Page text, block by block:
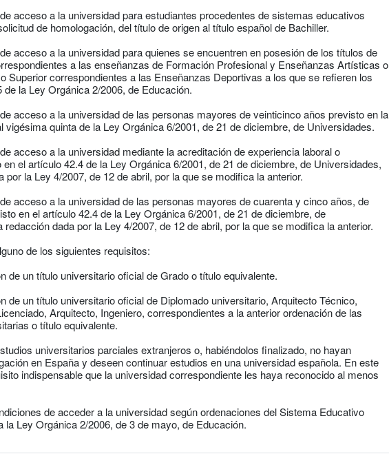
acceso a la universidad para estudiantes procedentes de sistemas educativos
de homologación, del título de origen al título español de Bachiller.
acceso a la universidad para quienes se encuentren en posesión de los títulos de
a las enseñanzas de Formación Profesional y Enseñanzas Artísticas o
Superior correspondientes a las Enseñanzas Deportivas a los que se refieren los
la Ley Orgánica 2/2006, de Educación.
acceso a la universidad de las personas mayores de veinticinco años previsto en la
vigésima quinta de la Ley Orgánica 6/2001, de 21 de diciembre, de Universidades.
acceso a la universidad mediante la acreditación de experiencia laboral o
el artículo 42.4 de la Ley Orgánica 6/2001, de 21 de diciembre, de Universidades,
por la Ley 4/2007, de 12 de abril, por la que se modifica la anterior.
acceso a la universidad de las personas mayores de cuarenta y cinco años, de
en el artículo 42.4 de la Ley Orgánica 6/2001, de 21 de diciembre, de
redacción dada por la Ley 4/2007, de 12 de abril, por la que se modifica la anterior.
de los siguientes requisitos:
de un título universitario oficial de Grado o título equivalente.
de un título universitario oficial de Diplomado universitario, Arquitecto Técnico,
Arquitecto, Ingeniero, correspondientes a la anterior ordenación de las
o título equivalente.
universitarios parciales extranjeros o, habiéndolos finalizado, no hayan
en España y deseen continuar estudios en una universidad española. En este
indispensable que la universidad correspondiente les haya reconocido al menos
de acceder a la universidad según ordenaciones del Sistema Educativo
la Ley Orgánica 2/2006, de 3 de mayo, de Educación.